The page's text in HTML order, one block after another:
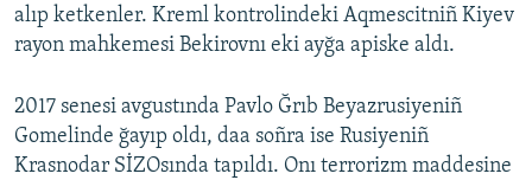
alıp ketkenler. Kreml kontrolindeki Aqmescitniñ Kiyev
rayon mahkemesi Bekirovnı eki ayğa apiske aldı.
2017 senesi avgustında Pavlo Ğrıb Beyazrusiyeniñ
Gomelinde ğayıp oldı, daa soñra ise Rusiyeniñ
Krasnodar SİZOsında tapıldı. Onı terrorizm maddesine